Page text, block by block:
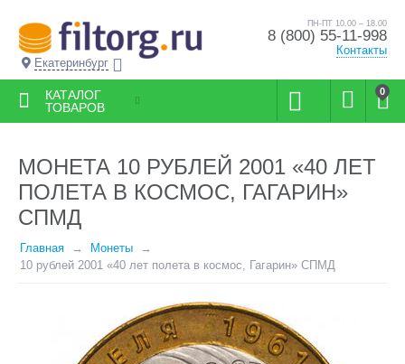
Екатеринбург
ПН-ПТ 10.00 – 18.00
8 (800) 55-11-998
Контакты
0
КАТАЛОГ
ТОВАРОВ
МОНЕТА 10 РУБЛЕЙ 2001 «40 ЛЕТ
ПОЛЕТА В КОСМОС, ГАГАРИН»
СПМД
Главная
Монеты
10 рублей 2001 «40 лет полета в космос, Гагарин» СПМД